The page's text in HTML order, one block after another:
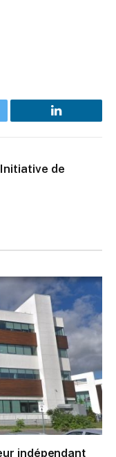
LinkedIn
de
indépendant